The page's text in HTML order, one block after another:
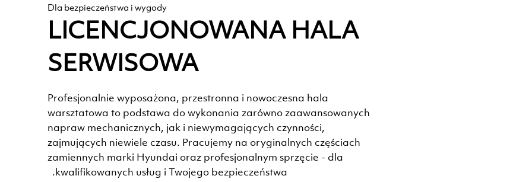
Dla bezpieczeństwa i wygody
LICENCJONOWANA HALA
SERWISOWA
Profesjonalnie wyposażona, przestronna i nowoczesna hala
warsztatowa to podstawa do wykonania zarówno zaawansowanych
napraw mechanicznych, jak i niewymagających czynności,
zajmujących niewiele czasu. Pracujemy na oryginalnych częściach
zamiennych marki Hyundai oraz profesjonalnym sprzęcie - dla
kwalifikowanych usług i Twojego bezpieczeństwa.